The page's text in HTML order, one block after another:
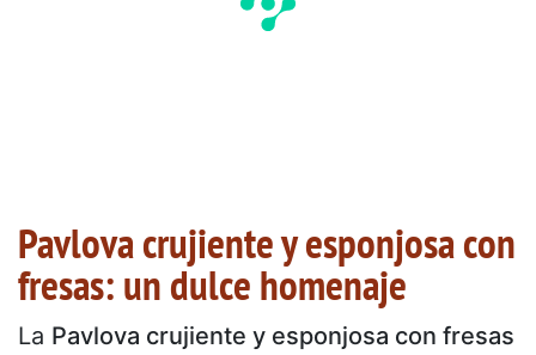
Pavlova crujiente y esponjosa con
fresas: un dulce homenaje
La Pavlova crujiente y esponjosa con fresas